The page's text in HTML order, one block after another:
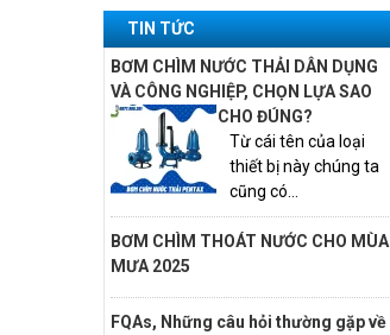
TIN TỨC
BƠM CHÌM NƯỚC THẢI DÂN DỤNG
VÀ CÔNG NGHIỆP, CHỌN LỰA SAO
CHO ĐÚNG?
Từ cái tên của loại
thiết bị này chúng ta
cũng có...
BƠM CHÌM THOÁT NƯỚC CHO MÙA
MƯA 2025
FQAs, Những câu hỏi thường gặp về